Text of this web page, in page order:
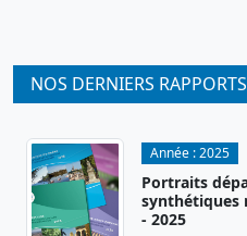
NOS DERNIERS RAPPORTS
Année :2025
Portraits
synthétiques
- 2025